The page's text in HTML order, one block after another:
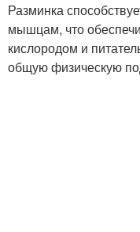
Разминка
мышцам, что
кислородом и
общую физическую